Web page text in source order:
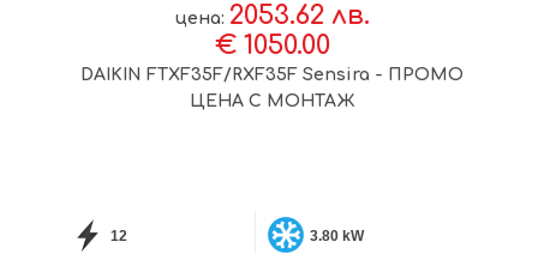
цена: 2053.62 лв.
€ 1050.00
DAIKIN FTXF35F/RXF35F Sensira - ПРОМО
ЦЕНА С МОНТАЖ
12 3.80 kW